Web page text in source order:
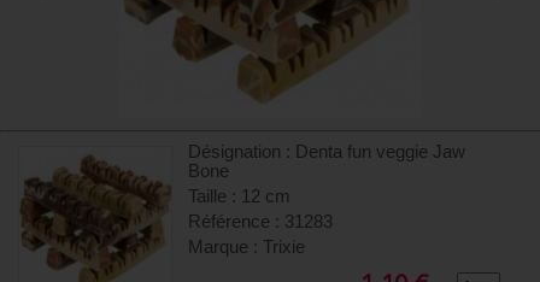
Désignation : Denta fun veggie Jaw
Bone
Taille : 12 cm
Référence : 31283
Marque : Trixie